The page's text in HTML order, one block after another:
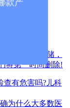
站只提供存储，
将第一时间删除!
查有危害吗?儿科
为什么大多数医
款产